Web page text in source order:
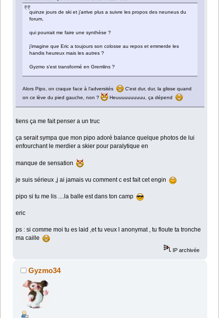
quinze jours de ski et j’arrive plus a suivre les propos des neuneus du
forum,
qui pourrait me faire une synthèse ?
j’imagine que Eric a toujours son colosse au repos et emmerde les
handis heureux mais les autres ?
Gyzmo s’est transformé en Gremlins ?
Alors Pipo, on craque face à l'adversités
C'est dur, dur, la glisse quand
on ce lève du pied gauche, non ?
Heuuuuuuuuuu, ça dépend
tiens ça me fait penser a un truc
ça serait sympa que mon pipo adoré balance quelque photos de lui
enfourchant le merdier a skier pour paralytique en
manque de sensation
je suis sérieux ,j ai jamais vu comment c est fait cet engin
pipo si tu me lis ....la balle est dans ton camp
eric
ps : si comme moi tu es laid ,et tu veux l anonymat , tu floute ta tronche
ma caille
IP archivée
Gyzmo34